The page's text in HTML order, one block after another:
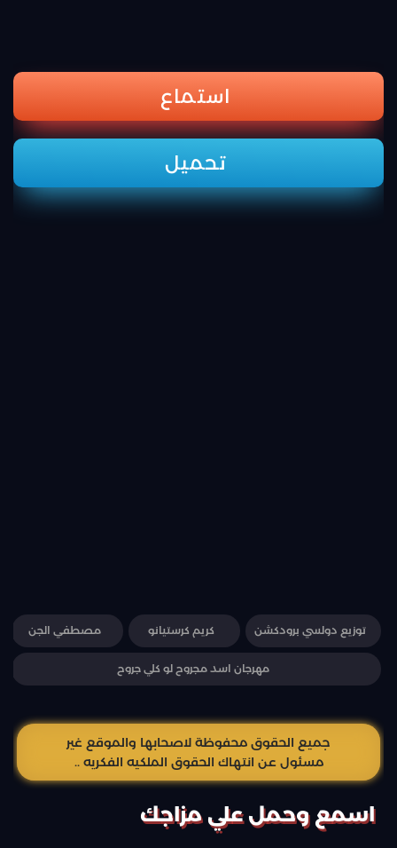
استماع
تحميل
توزيع دولسي برودكشن كريم كرستيانو مصطفي الجن
مهرجان اسد مجروح لو كلي جروح
جميع الحقوق محفوظة لاصحابها والموقع غير
مسئول عن انتهاك الحقوق الملكيه الفكريه ..
اسمع وحمل علي مزاجك